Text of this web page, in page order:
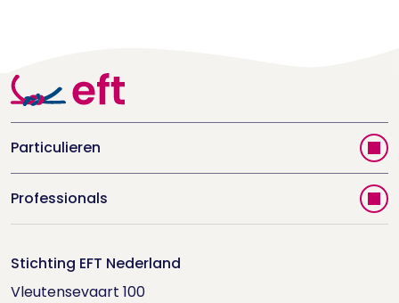
Particulieren
Vind jouw therapeut
Videoportal
Doe de relatietest
Houd me Vast-bijeenkomsten
Professionals
Trainingen
Stichting EFT Nederland
Vleutensevaart 100